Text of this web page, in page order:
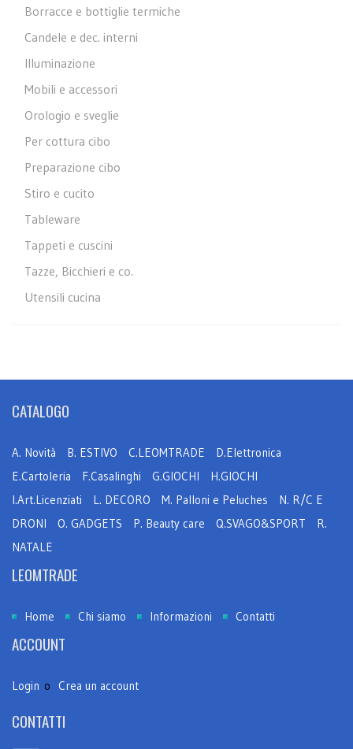
Borracce e bottiglie termiche
Candele e dec. interni
Illuminazione
Mobili e accessori
Orologio e sveglie
Per cottura cibo
Preparazione cibo
Stiro e cucito
Tableware
Tappeti e cuscini
Tazze, Bicchieri e co.
Utensili cucina
CATALOGO
A. Novità B. ESTIVO C.LEOMTRADE
D.Elettronica
E.Cartoleria
F.Casalinghi G.GIOCHI
H.GIOCHI
I.Art.Licenziati
L. DECORO M. Palloni e Peluches
N. R/C E
DRONI
O. GADGETS P. Beauty care Q.SVAGO&SPORT
R.
NATALE
LEOMTRADE
Home Chi siamo Informazioni Contatti
ACCOUNT
Login o Crea un account
CONTATTI